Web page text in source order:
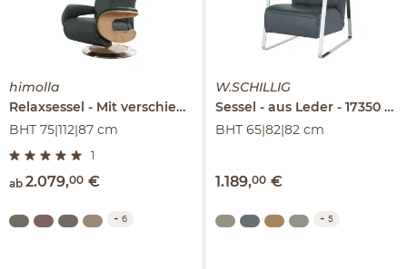
himolla
Relaxsessel Mit verschiedenen Funktionen
7818
BHT 75|112|87 cm
1
ab 2.079,00 €
+ 6
W.SCHILLIG
Sessel aus Leder
17350 Quadroo
BHT 65|82|82 cm
1.189,00 €
+ 5